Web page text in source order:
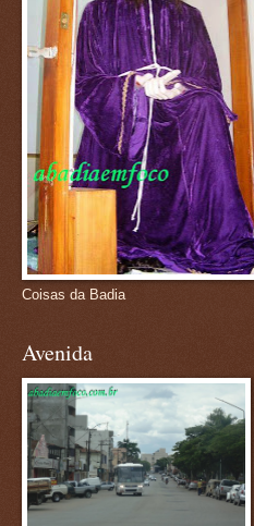
Coisas da Badia
Avenida